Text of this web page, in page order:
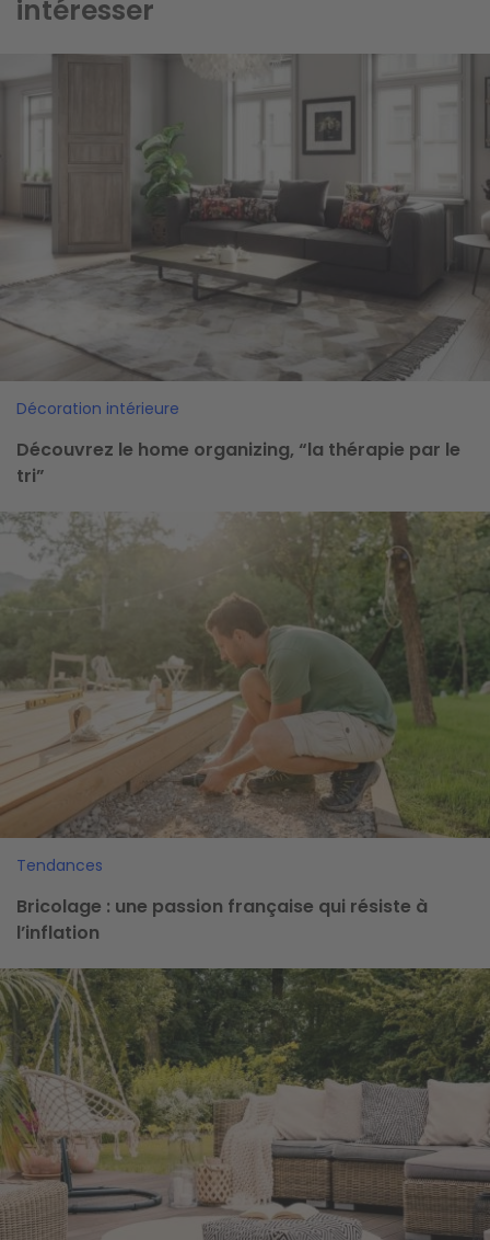
intéresser
Décoration intérieure
Découvrez le home organizing, “la thérapie par le
tri”
Image
Tendances
Bricolage : une passion française qui résiste à
l’inflation
Image